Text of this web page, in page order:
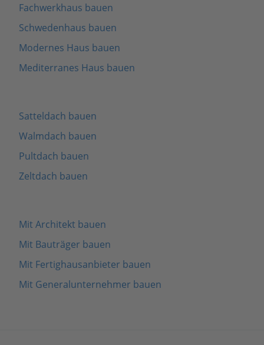
Fachwerkhaus bauen
Schwedenhaus bauen
Modernes Haus bauen
Mediterranes Haus bauen
Satteldach bauen
Walmdach bauen
Pultdach bauen
Zeltdach bauen
Mit Architekt bauen
Mit Bauträger bauen
Mit Fertighausanbieter bauen
Mit Generalunternehmer bauen